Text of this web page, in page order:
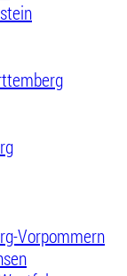
Vorpommern